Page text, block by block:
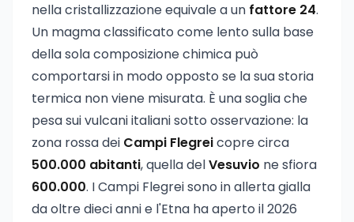
nella cristallizzazione equivale a un fattore 24.
Un magma classificato come lento sulla base
della sola composizione chimica può
comportarsi in modo opposto se la sua storia
termica non viene misurata. È una soglia che
pesa sui vulcani italiani sotto osservazione: la
zona rossa dei Campi Flegreicopre circa
500.000 abitanti, quella delVesuvio ne sfiora
600.000. I Campi Flegrei sono in allerta gialla
da oltre dieci anni e l'Etna ha aperto il 2026